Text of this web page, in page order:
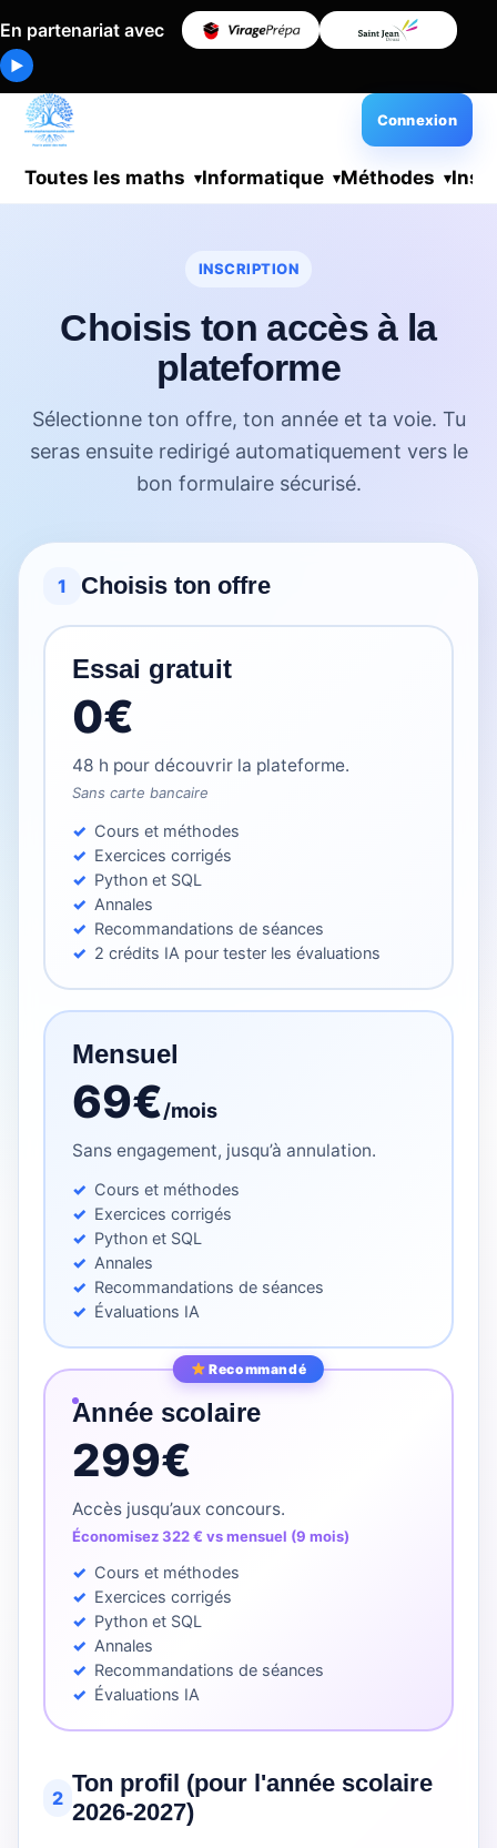
En partenariat avec
▶
Toutes les maths Informatique Méthodes
Connexion
INSCRIPTION
Choisis ton accès à la
plateforme
Sélectionne ton offre, ton année et ta voie. Tu
seras ensuite redirigé automatiquement vers le
bon formulaire sécurisé.
1 Choisis ton offre
Essai gratuit
0€
48 h pour découvrir la plateforme.
Sans carte bancaire
Cours et méthodes
Exercices corrigés
Python et SQL
Annales
Recommandations de séances
2 crédits IA pour tester les évaluations
Mensuel
69€/mois
Sans engagement, jusqu’à annulation.
Cours et méthodes
Exercices corrigés
Python et SQL
Annales
Recommandations de séances
Évaluations IA
Recommandé
Année scolaire
299€
Accès jusqu’aux concours.
Économisez 322 € vs mensuel (9 mois)
Cours et méthodes
Exercices corrigés
Python et SQL
Annales
Recommandations de séances
Évaluations IA
2
Ton profil (pour l'année scolaire
2026-2027)